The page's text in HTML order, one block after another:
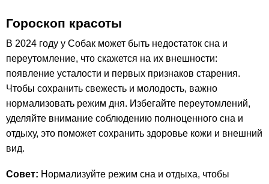
Гороскоп красоты
В 2024 году у Собак может быть недостаток сна и
переутомление, что скажется на их внешности:
появление усталости и первых признаков старения.
Чтобы сохранить свежесть и молодость, важно
нормализовать режим дня. Избегайте переутомлений,
уделяйте внимание соблюдению полноценного сна и
отдыху, это поможет сохранить здоровье кожи и внешний
вид.
Совет: Нормализуйте режим сна и отдыха, чтобы